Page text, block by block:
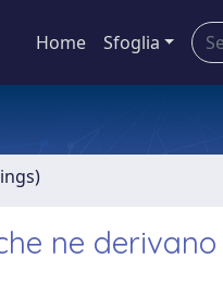
Home Sfoglia
ne derivano